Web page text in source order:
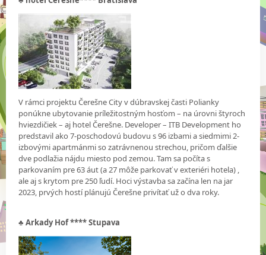
V rámci projektu Čerešne City v dúbravskej časti Polianky
ponúkne ubytovanie príležitostným hosťom – na úrovni štyroch
hviezdičiek – aj hotel Čerešne. Developer – ITB Development ho
predstavil ako 7-poschodovú budovu s 96 izbami a siedmimi 2-
izbovými apartmánmi so zatrávnenou strechou, pričom ďalšie
dve podlažia nájdu miesto pod zemou. Tam sa počíta s
parkovaním pre 63 áut (a 27 môže parkovať v exteriéri hotela) ,
ale aj s krytom pre 250 ľudí. Hoci výstavba sa začína len na jar
2023, prvých hostí plánujú Čerešne privítať už o dva roky.
♣Arkady Hof **** Stupava